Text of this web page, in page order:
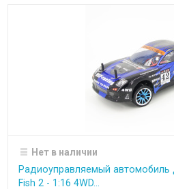
Нет в наличии
Радиоуправляемый автомобиль
Fish 2 - 1:16 4WD...